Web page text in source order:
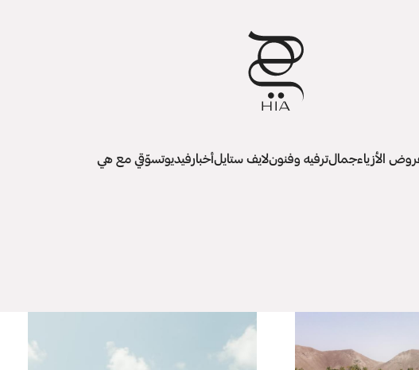
الأزياءجمالترفيه وفنونلايف ستايلأخبارفيديوتسوّقي مع هي